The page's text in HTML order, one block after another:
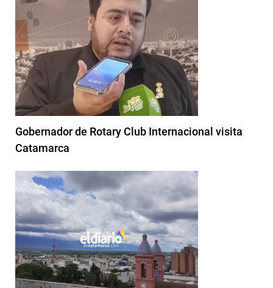
Gobernador de Rotary Club Internacional visita
Catamarca